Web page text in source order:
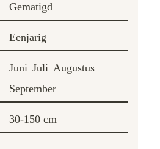
Gematigd
Eenjarig
Juni Juli Augustus
September
30-150 cm